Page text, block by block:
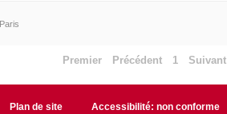
Paris
Premier Précédent 1 Suivant
Plan de site Accessibilité: non conforme